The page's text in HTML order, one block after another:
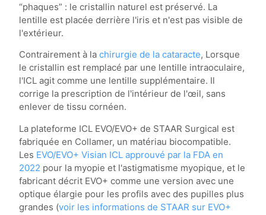
“phaques” : le cristallin naturel est préservé. La
lentille est placée derrière l'iris et n'est pas visible de
l'extérieur.
Contrairement à lachirurgie de la cataracte, Lorsque
le cristallin est remplacé par une lentille intraoculaire,
l'ICL agit comme une lentille supplémentaire. Il
corrige la prescription de l'intérieur de l'œil, sans
enlever de tissu cornéen.
La plateforme ICL EVO/EVO+ de STAAR Surgical est
fabriquée en Collamer, un matériau biocompatible.
Les EVO/EVO+ Visian ICL approuvé par la FDA en
2022 pour la myopie et l'astigmatisme myopique, et le
fabricant décrit EVO+ comme une version avec une
optique élargie pour les profils avec des pupilles plus
grandes (voir les informations de STAAR sur EVO+